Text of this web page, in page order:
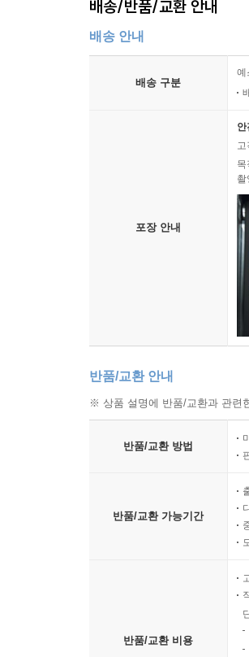
배송/반품/교환 안내
배송 안내
배송 구분
예
포장 안내
안
고
목
촬
반품/교환 안내
※ 상품 설명에 반품/교환과 관련
반품/교환 방법
반품/교환 가능기간
반품/교환 비용